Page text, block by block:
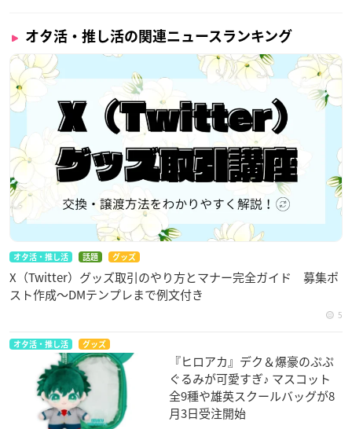
オタ活・推し活の関連ニュースランキング
オタ活・推し活 話題 グッズ
X（Twitter）グッズ取引のやり方とマナー完全ガイド 募集ポ
スト作成〜DMテンプレまで例文付き
5
オタ活・推し活 グッズ
『ヒロアカ』デク＆爆豪のぷぷ
ぐるみが可愛すぎ♪ マスコット
全9種や雄英スクールバッグが8
月3日受注開始